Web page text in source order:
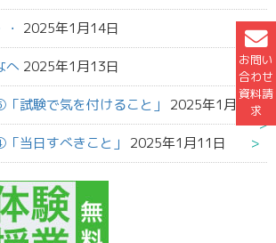
お問い
合わせ
資料請
求
2025年1月14日
へ 2025年1月13日
試験で気を付けること」 2025年1月12日
当日すべきこと」 2025年1月11日